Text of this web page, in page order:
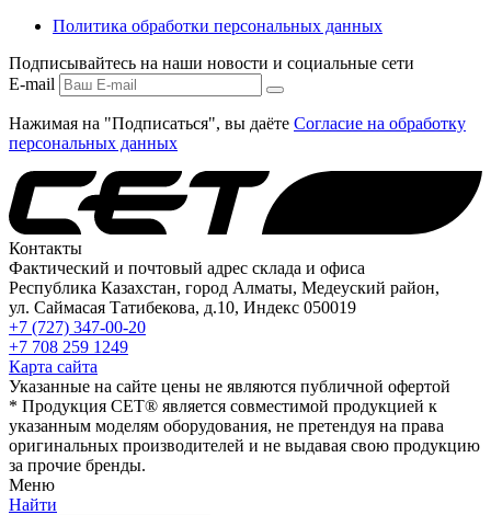
Политика обработки персональных данных
Подписывайтесь на наши новости и социальные сети
E-mail
Нажимая на "Подписаться", вы даёте Согласие на обработку
персональных данных
Контакты
Фактический и почтовый адрес склада и офиса
Республика Казахстан, город Алматы, Медеуский район,
ул. Саймасая Татибекова, д.10, Индекс 050019
+7 (727) 347-00-20
+7 708 259 1249
Карта сайта
Указанные на сайте цены не являются публичной офертой
* Продукция СЕТ® является совместимой продукцией к
указанным моделям оборудования, не претендуя на права
оригинальных производителей и не выдавая свою продукцию
за прочие бренды.
Меню
Найти